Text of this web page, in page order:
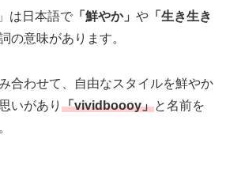
は日本語で 「鮮やか」 や 「生き生き
の意味があります。
合わせて、自由なスタイルを鮮やか
いがあり 「vividboooy」と名前を